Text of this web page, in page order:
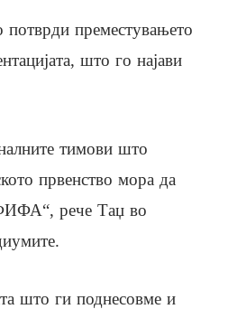
преместувањето
што го најави
тимови што
првенство мора да
рече Таџ во
што ги поднесовме и